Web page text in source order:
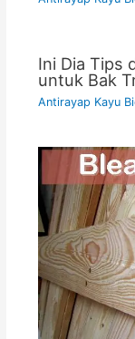
Ini Dia Tips
untuk Bak
Antirayap Kayu